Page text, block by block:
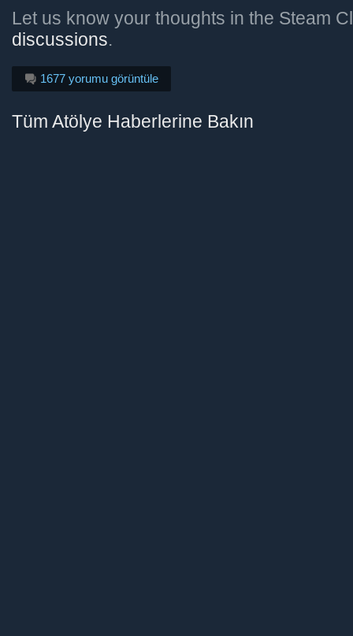
Let us know your thoughts in the Steam
discussions.
1677 yorumu görüntüle
Tüm Atölye Haberlerine Bakın